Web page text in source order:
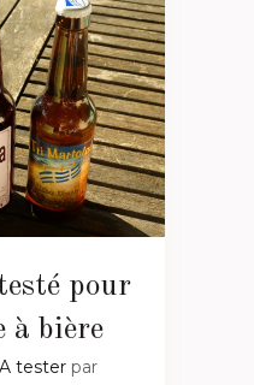
pour
à bière
A tester par